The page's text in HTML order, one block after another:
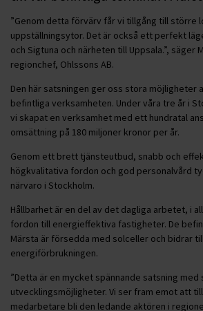
”Genom detta förvärv får vi tillgång till större
uppställningsytor. Det är också ett perfekt
och Sigtuna och närheten till Uppsala.”, säger
regionchef, Ohlssons AB.
Den här satsningen ger oss stora möjligheter
befintliga verksamheten. Under våra tre år i
vi skapat en verksamhet med ett hundratal
omsättning på 180 miljoner kronor per år.
Genom ett brett tjänsteutbud, snabb och
högkvalitativa fordon och god personalvård
närvaro i Stockholm.
Hållbarhet är en del av det dagliga arbetet, i
fordon till energieffektiva fastigheter. De
Märsta är försedda med solceller och bidrar
energiförbrukningen.
”Detta är en mycket spännande satsning med
utvecklingsmöjligheter. Vi ser fram emot att
medarbetare bli den ledande aktören i